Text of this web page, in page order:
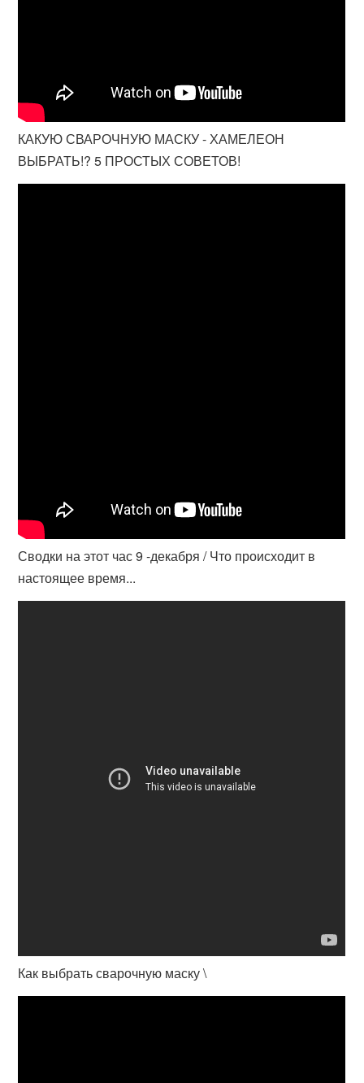
КАКУЮ СВАРОЧНУЮ МАСКУ - ХАМЕЛЕОН
ВЫБРАТЬ!? 5 ПРОСТЫХ СОВЕТОВ!
Сводки на этот час 9 -декабря / Что происходит в
настоящее время...
Как выбрать сварочную маску \